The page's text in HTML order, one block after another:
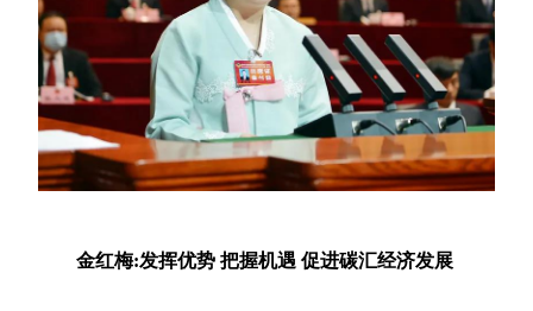
金红梅:发挥优势 把握机遇 促进碳汇经济发展